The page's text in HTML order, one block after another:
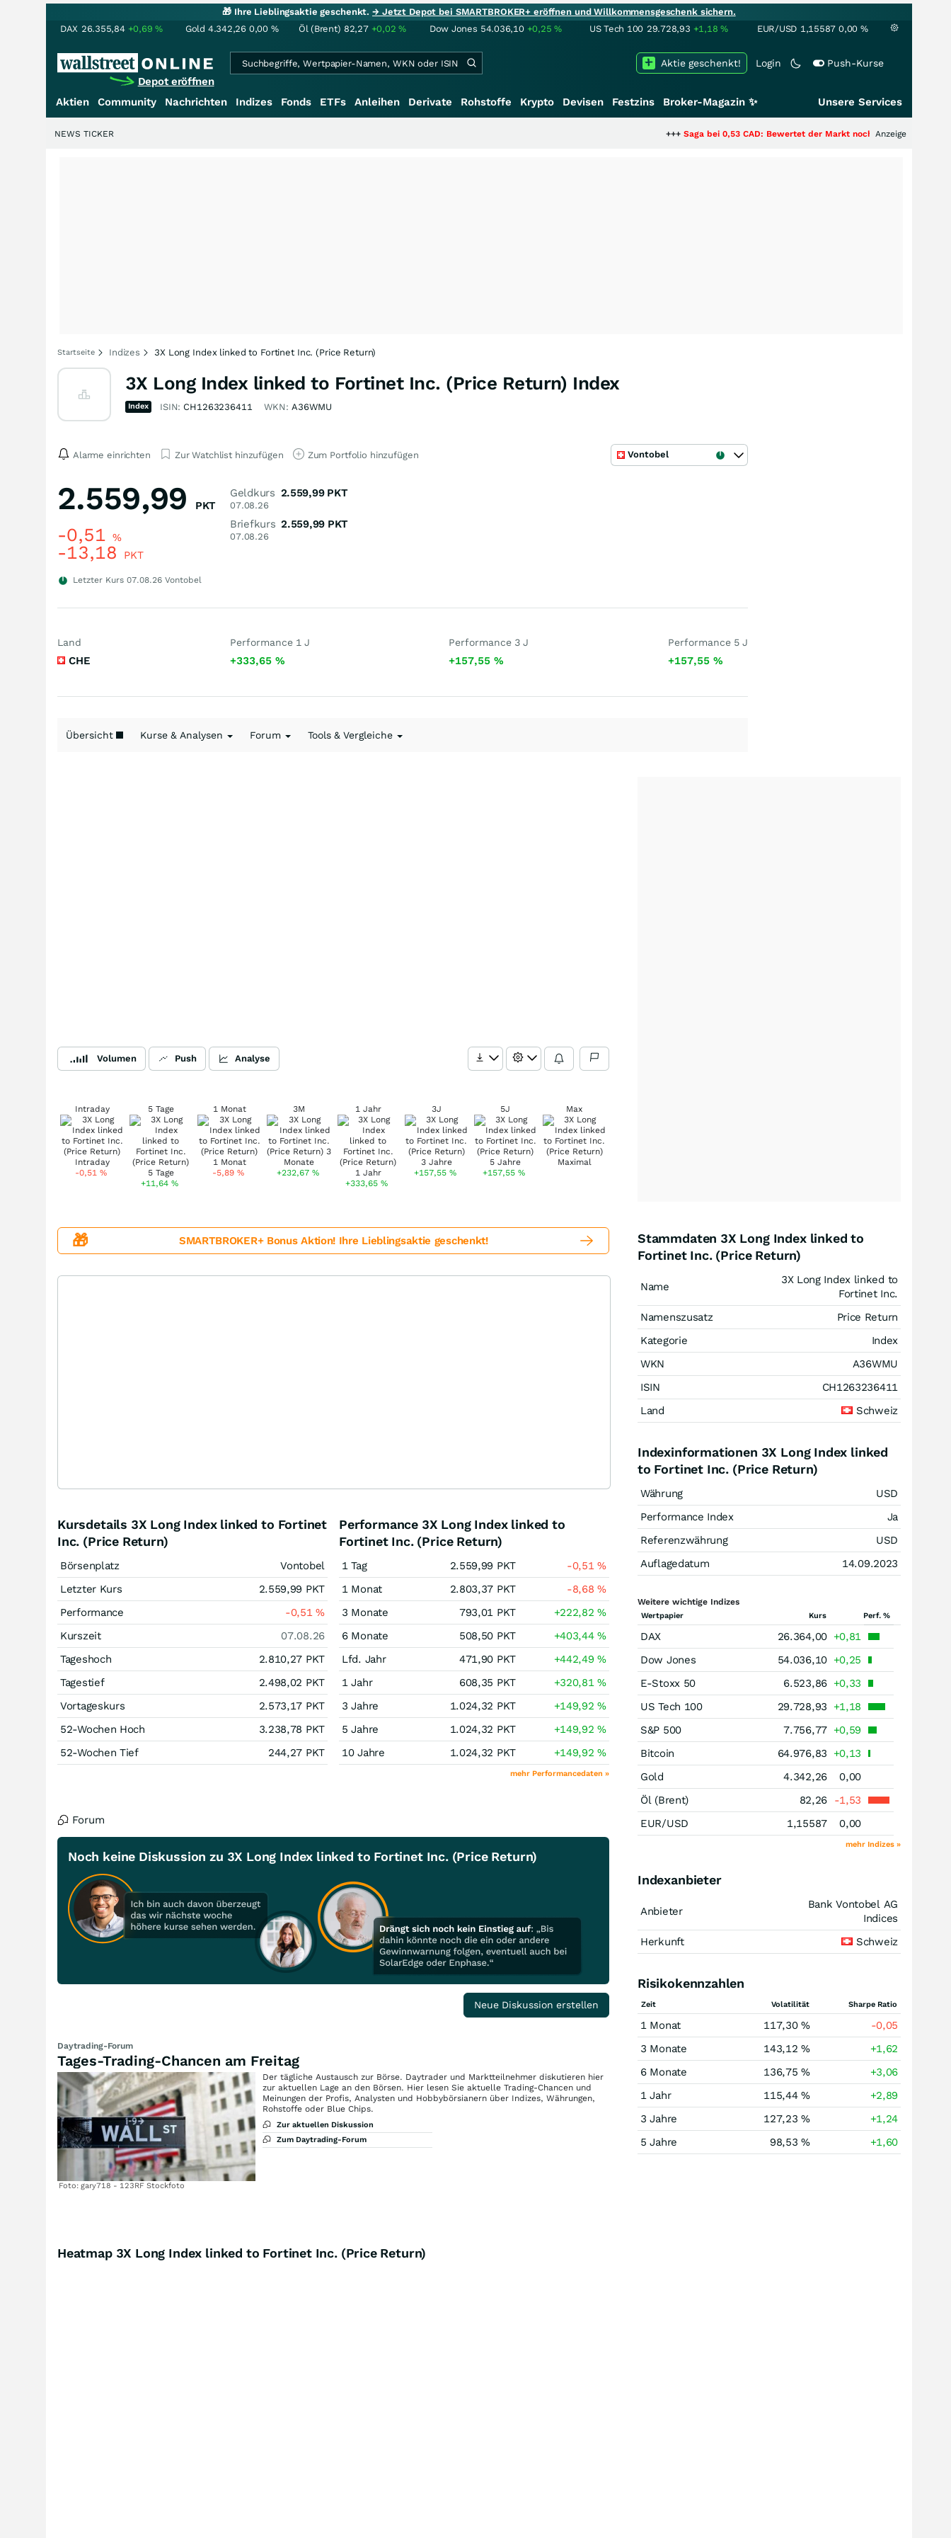
🎁 Ihre Lieblingsaktie geschenkt.→ Jetzt Depot bei SMARTBROKER+ eröffnen und Willkommensgeschenk sichern.
DAX 26.355,84 +0,69% Gold 4.342,26 0,00 % Öl (Brent) 82,27 +0,02% Dow Jones 54.036,10 +0,25% US Tech 100 29.728,93 +1,18% EUR/USD 1,15587 0,00 %
Depot eröffnen
Login Push-Kurse
Aktie geschenkt!
Aktien Community Nachrichten Indizes Fonds ETFs Anleihen Derivate Rohstoffe Krypto Devisen Festzins Broker-Magazin ✨ Unsere Services
Saga bei 0,53 CAD: Bewertet der Markt noch immer nur die Hälfte der
Anzeige
NEWS TICKER
Startseite Indizes 3X Long Index linked to Fortinet Inc. (Price Return)
3X Long Index linked to Fortinet Inc. (Price Return) Index
Index ISIN: CH1263236411 WKN: A36WMU
Alarme einrichten Zur Watchlist hinzufügen Zum Portfolio hinzufügen Vontobel
2.559,99 PKT
-0,51 %
-13,18 PKT
Letzter Kurs 07.08.26 Vontobel
Geldkurs
07.08.26
2.559,99 PKT
Briefkurs
07.08.26
2.559,99 PKT
Land
CHE
Performance 1 J
+333,65 %
Performance 3 J
+157,55%
Performance 5 J
+157,55 %
Übersicht Kurse & Analysen Forum Tools & Vergleiche
Volumen Push Analyse
Intraday
-0,51 %
5 Tage
+11,64 %
1 Monat
-5,89 %
3M
+232,67 %
1 Jahr
+333,65%
3J
+157,55 %
5J
+157,55%
Max
🎁 SMARTBROKER+ Bonus Aktion! Ihre Lieblingsaktie geschenkt!
Kursdetails 3X Long Index linked to Fortinet
Inc. (Price Return)
Börsenplatz
Vontobel
Letzter Kurs
2.559,99 PKT
Performance
-0,51%
Kurszeit
07.08.26
Tageshoch
2.810,27 PKT
Tagestief
2.498,02 PKT
Vortageskurs
2.573,17 PKT
52-Wochen Hoch
3.238,78 PKT
52-Wochen Tief
244,27 PKT
Performance 3X Long Index linked to
Fortinet Inc. (Price Return)
1 Tag 2.559,99 PKT -0,51%
1 Monat
2.803,37 PKT -8,68%
3 Monate
793,01 PKT +222,82%
6 Monate
508,50 PKT +403,44%
Lfd. Jahr
471,90 PKT +442,49%
1 Jahr
608,35 PKT +320,81%
3 Jahre
1.024,32 PKT +149,92%
5 Jahre
1.024,32 PKT +149,92%
10 Jahre
1.024,32 PKT +149,92%
mehr Performancedaten »
Forum
Noch keine Diskussion zu 3X Long Index linked to Fortinet Inc. (Price Return)
Neue Diskussion erstellen
Daytrading-Forum
Tages-Trading-Chancen am Freitag
Foto: gary718 - 123RF Stockfoto
Der tägliche Austausch zur Börse. Daytrader und Marktteilnehmer diskutieren hier
zur aktuellen Lage an den Börsen. Hier lesen Sie aktuelle Trading-Chancen und
Meinungen der Profis, Analysten und Hobbybörsianern über Indizes, Währungen,
Rohstoffe oder Blue Chips.
Zur aktuellen Diskussion
Zum Daytrading-Forum
Stammdaten 3X Long Index linked to
Fortinet Inc. (Price Return)
Name
3X Long Index linked to
Fortinet Inc.
Namenszusatz
Price Return
Kategorie
Index
WKN
A36WMU
ISIN
CH1263236411
Land
Schweiz
Indexinformationen 3X Long Index linked
to Fortinet Inc. (Price Return)
Währung
USD
Performance Index
Ja
Referenzwährung
USD
Auflagedatum
14.09.2023
Weitere wichtige Indizes
Wertpapier Kurs Perf. %
DAX 26.364,00 +0,81
Dow Jones
54.036,10 +0,25
E-Stoxx 50
6.523,86 +0,33
US Tech 100
29.728,93
+1,18
S&P 500
7.756,77 +0,59
Bitcoin
64.976,83
+0,13
Gold
4.342,26
0,00
Öl (Brent)
82,26
-1,53
EUR/USD
1,15587 0,00
mehr Indizes »
Indexanbieter
Anbieter
Bank Vontobel AG
Indices
Herkunft
Schweiz
Risikokennzahlen
Zeit Volatilität Sharpe Ratio
1 Monat 117,30 %
-0,05
3 Monate
143,12 %
+1,62
6 Monate
136,75 %
+3,06
1 Jahr
115,44 %
+2,89
3 Jahre
127,23 %
+1,24
5 Jahre
98,53 % +1,60
Heatmap 3X Long Index linked to Fortinet Inc. (Price Return)